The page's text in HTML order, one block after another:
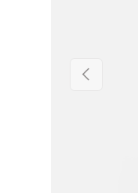
Anterior